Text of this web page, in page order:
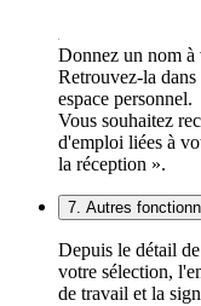
Donnez un nom à
Retrouvez-la
espace personnel.
Vous souhaitez
d'emploi liées à
la réception ».
7. Autres
Depuis le détail
votre sélection,
de travail et la